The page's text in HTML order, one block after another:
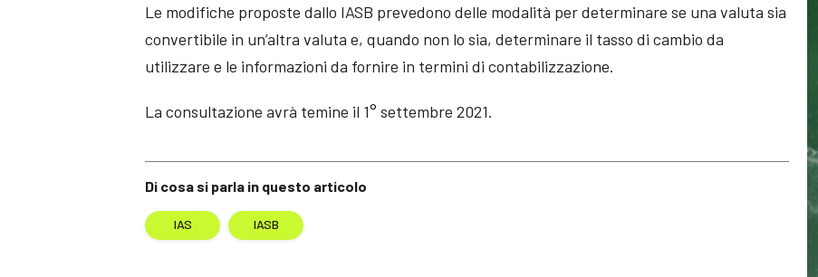
Di cosa si parla in questo articolo
IAS IASB
Le modifiche proposte dallo IASB prevedono delle modalità per determinare se una valuta sia
convertibile in un’altra valuta e, quando non lo sia, determinare il tasso di cambio da
utilizzare e le informazioni da fornire in termini di contabilizzazione.
La consultazione avrà temine il 1° settembre 2021.